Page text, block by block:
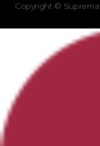
Copyright © Suprema